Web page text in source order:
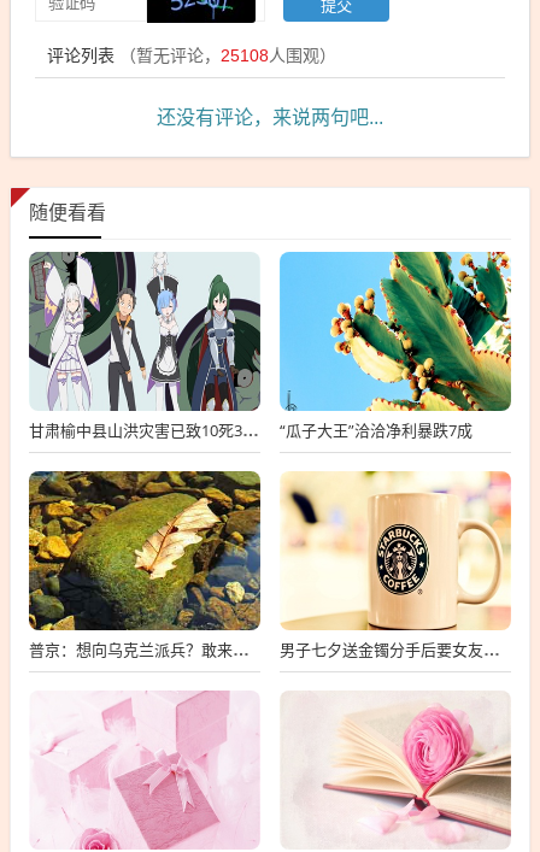
评论列表 （暂无评论， 25108人围观）
还没有评论，来说两句吧...
随便看看
甘肃榆中县山洪灾害已致10死33失联 “瓜子大王”洽洽净利暴跌7成
普京：想向乌克兰派兵？敢来就打，普京，敢派兵到乌克兰，将面临严厉反击 男子七夕送金镯分手后要女友还钱